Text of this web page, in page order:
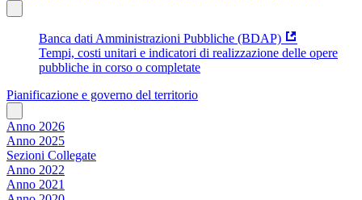
Banca dati Amministrazioni Pubbliche (BDAP)
Tempi, costi unitari e indicatori di realizzazione delle opere
pubbliche in corso o completate
Pianificazione e governo del territorio
Anno 2026
Anno 2025
Sezioni Collegate
Anno 2022
Anno 2021